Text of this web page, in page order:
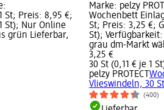
St; Preis: 8,95 €;
St); Nur Online
grün Lieferbar,
Marke: pelzy
Wochenbett
St; Preis: 3,25 €;
St);
grau dm-Markt
3,25 €
30 St (0,11 € je 1
pelzy PROTECT
Vlieswindeln, 30 St
(400)